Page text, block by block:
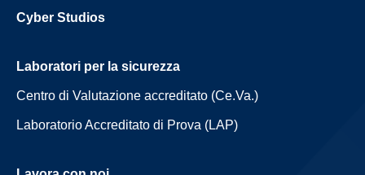
Cyber Studios
Laboratori per la sicurezza
Centro di Valutazione accreditato (Ce.Va.)
Laboratorio Accreditato di Prova (LAP)